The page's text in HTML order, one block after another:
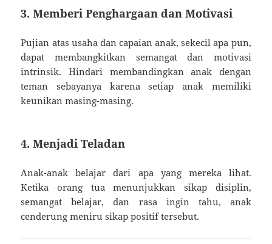
3. Memberi Penghargaan dan Motivasi
Pujian atas usaha dan capaian anak, sekecil apa pun,
dapat membangkitkan semangat dan motivasi
intrinsik. Hindari membandingkan anak dengan
teman sebayanya karena setiap anak memiliki
keunikan masing-masing.
4. Menjadi Teladan
Anak-anak belajar dari apa yang mereka lihat.
Ketika orang tua menunjukkan sikap disiplin,
semangat belajar, dan rasa ingin tahu, anak
cenderung meniru sikap positif tersebut.